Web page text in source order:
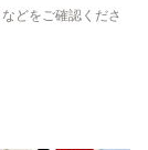
どをご確認くださ